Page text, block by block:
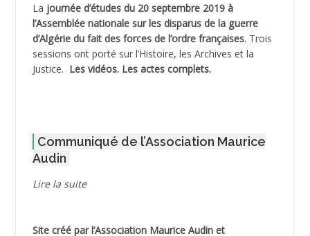
ADJAOUT
ADNI Mohamed Akli
ADOUL Arab *
AGOULMINE
La journée d’études du 20 septembre 2019 à
l’Assemblée nationale sur les disparus de la guerre
d’Algérie du fait des forces de l’ordre françaises. Trois
sessions ont porté sur l’Histoire, les Archives et la
Justice. Les vidéos. Les actes complets.
Communiqué de l’Association Maurice
Audin
Lire la suite
Site créé par l’Association Maurice Audinet